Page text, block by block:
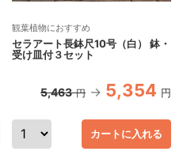
観葉植物におすすめ
セラアート長鉢尺10号（白） 鉢・
受け皿付３セット
5,463 円 5,354 円
カートに入れる